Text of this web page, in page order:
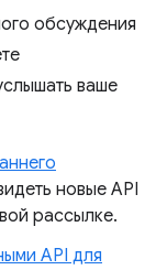
обсуждения
ваше
новые API
рассылке.
API для